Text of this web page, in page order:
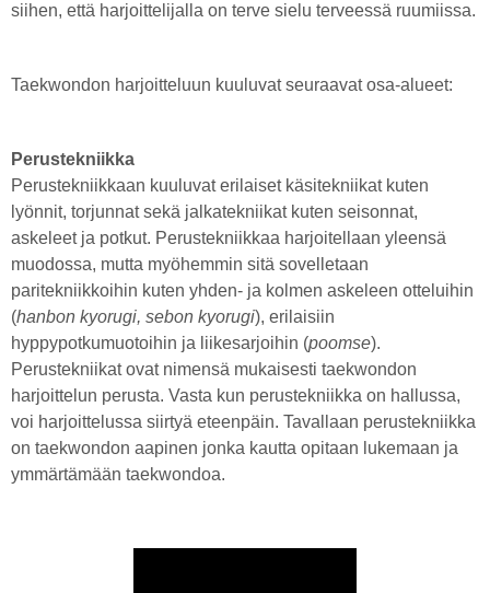
siihen, että harjoittelijalla on terve sielu terveessä ruumiissa.
Taekwondon harjoitteluun kuuluvat seuraavat osa-alueet:
Perustekniikka
Perustekniikkaan kuuluvat erilaiset käsitekniikat kuten
lyönnit, torjunnat sekä jalkatekniikat kuten seisonnat,
askeleet ja potkut. Perustekniikkaa harjoitellaan yleensä
muodossa, mutta myöhemmin sitä sovelletaan
paritekniikkoihin kuten yhden- ja kolmen askeleen otteluihin
(hanbon kyorugi, sebon kyorugi), erilaisiin
hyppypotkumuotoihin ja liikesarjoihin (poomse).
Perustekniikat ovat nimensä mukaisesti taekwondon
harjoittelun perusta. Vasta kun perustekniikka on hallussa,
voi harjoittelussa siirtyä eteenpäin. Tavallaan perustekniikka
on taekwondon aapinen jonka kautta opitaan lukemaan ja
ymmärtämään taekwondoa.